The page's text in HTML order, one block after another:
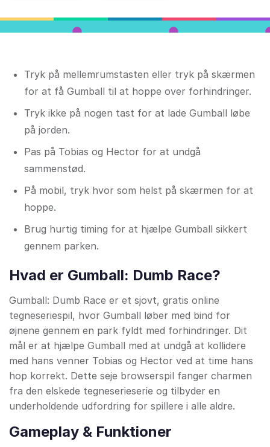
Tryk på mellemrumstasten eller tryk på skærmen
for at få Gumball til at hoppe over forhindringer.
Tryk ikke på nogen tast for at lade Gumball løbe
på jorden.
Pas på Tobias og Hector for at undgå
sammenstød.
På mobil, tryk hvor som helst på skærmen for at
hoppe.
Brug hurtig timing for at hjælpe Gumball sikkert
gennem parken.
Hvad er Gumball: Dumb Race?
Gumball: Dumb Race er et sjovt, gratis online
tegneseriespil, hvor Gumball løber med bind for
øjnene gennem en park fyldt med forhindringer. Dit
mål er at hjælpe Gumball med at undgå at kollidere
med hans venner Tobias og Hector ved at time hans
hop korrekt. Dette seje browserspil fanger charmen
fra den elskede tegneserieserie og tilbyder en
underholdende udfordring for spillere i alle aldre.
Gameplay & Funktioner